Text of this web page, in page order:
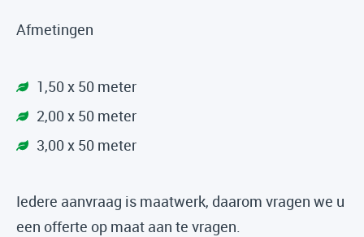
Afmetingen
1,50 x 50 meter
2,00 x 50 meter
3,00 x 50 meter
Iedere aanvraag is maatwerk, daarom vragen we u
een offerte op maat aan te vragen.